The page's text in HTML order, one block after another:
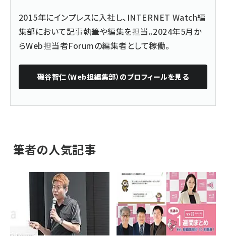
2015年にインプレスに入社し、INTERNET Watch編
集部において記事執筆や編集を担当。2024年5月か
らWeb担当者Forumの編集者として稼働。
磯谷智仁（Web担編集部） のプロフィールを見る
筆者の人気記事